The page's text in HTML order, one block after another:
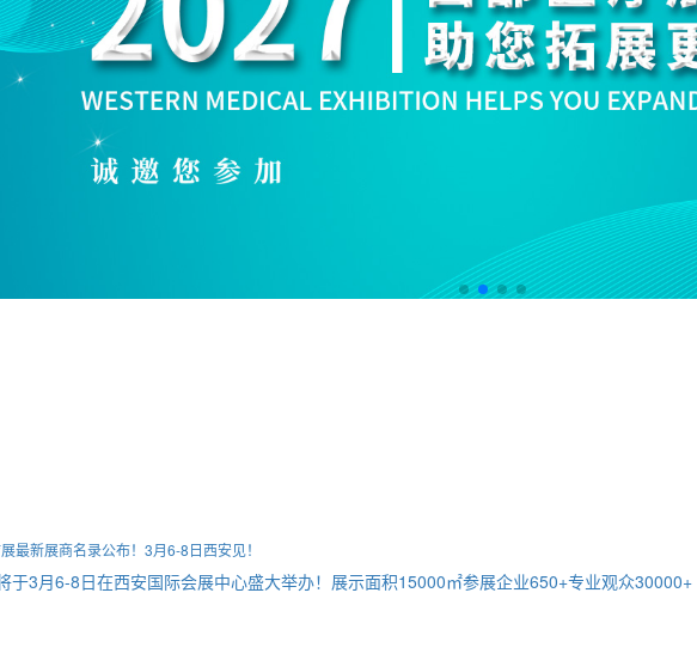
最新展商名录公布！3月6-8日西安见！
于3月6-8日在西安国际会展中心盛大举办！展示面积15000㎡参展企业650+专业观众30000+